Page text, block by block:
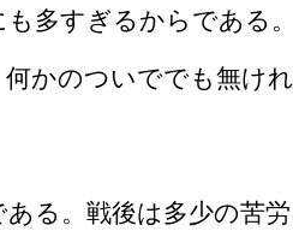
多すぎるからである
かのついででも無け
る。戦後は多少の苦